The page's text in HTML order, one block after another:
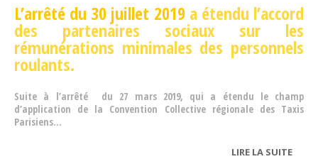
L’arrêté du 30 juillet 2019a étendu l’accord
des partenaires sociaux sur les
rémunérations minimales des personnels
roulants.
Suite à l’arrêté du 27 mars 2019, qui a étendu le champ
d’application de la Convention Collective régionale des Taxis
Parisiens...
LIRE LA SUITEDE